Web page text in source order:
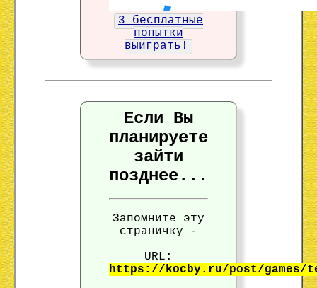
3 бесплатные
попытки
выиграть!
Если Вы
планируете
зайти
позднее...
Запомните эту
страничку -
URL:
https://kocby.ru/post/games/